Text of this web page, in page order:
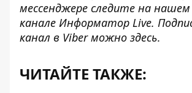
мессенджере следите на нашем
канале Информатор Live.
канал в Viber можно здесь.
ЧИТАЙТЕ ТАКЖЕ: